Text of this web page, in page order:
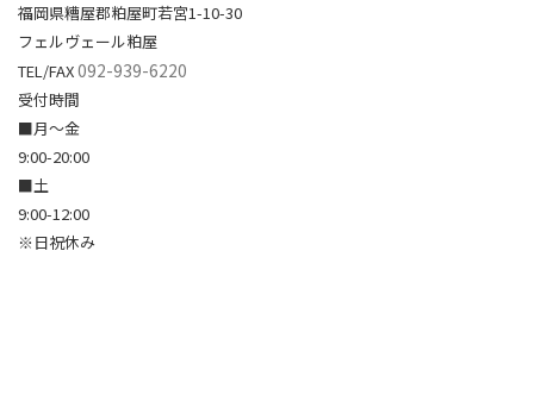
福岡県糟屋郡粕屋町若宮1-10-30
フェルヴェール粕屋
TEL/FAX092-939-6220
受付時間
■月～金
9:00-20:00
■土
9:00-12:00
※日祝休み